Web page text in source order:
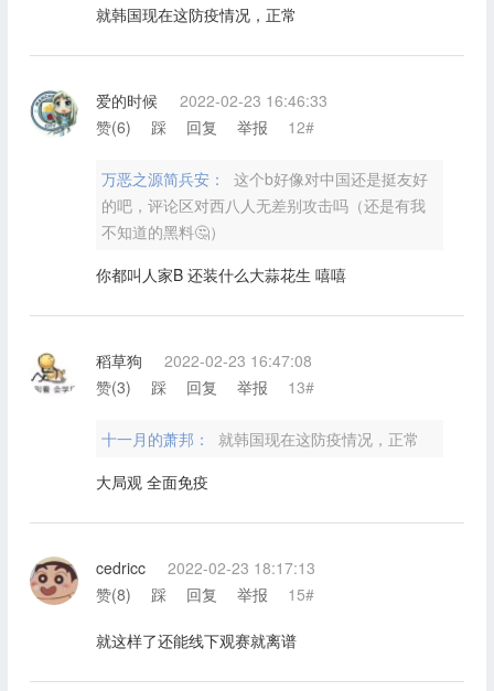
就韩国现在这防疫情况，正常
爱的时候
2022-02-23 16:46:33
赞(6) 踩 回复 举报 12#
万恶之源简兵安：
这个b好像对中国还是挺友好
的吧，评论区对西八人无差别攻击吗（还是有我
不知道的黑料🤔）
你都叫人家B 还装什么大蒜花生 嘻嘻
稻草狗
2022-02-23 16:47:08
赞(3) 踩 回复 举报 13#
十一月的萧邦：
就韩国现在这防疫情况，正常
大局观 全面免疫
cedricc
2022-02-23 18:17:13
赞(8) 踩 回复 举报 15#
就这样了还能线下观赛就离谱